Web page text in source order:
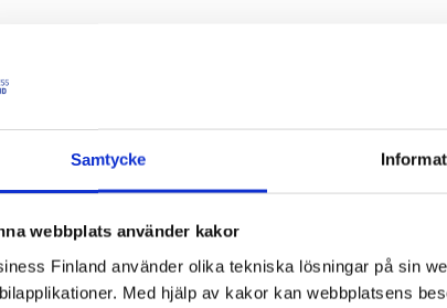
Samtycke
webbplats använder kakor
Finland använder olika tekniska lösningar på sin
Med hjälp av kakor kan webbplatsens
nätverk